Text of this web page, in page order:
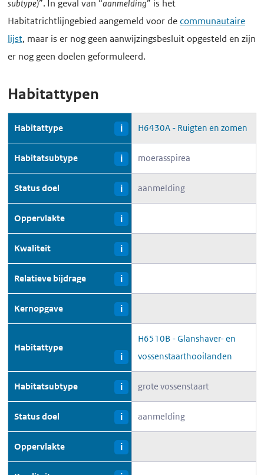
subtype)”. In geval van “aanmelding” is het
Habitatrichtlijngebied aangemeld voor decommunautaire
lijst, maar is er nog geen aanwijzingsbesluit opgesteld en zijn
er nog geen doelen geformuleerd.
Habitattypen
Habitattype i H6430A - Ruigten en zomen
Habitatsubtype i moerasspirea
Status doel i aanmelding
Oppervlakte i
Kwaliteit i
Relatieve bijdrage i
Kernopgave i
Habitattype
i
H6510B - Glanshaver- en
vossenstaarthooilanden
Habitatsubtype i grote vossenstaart
Status doel i aanmelding
Oppervlakte i